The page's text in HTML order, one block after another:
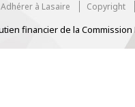
Adhérer à Lasaire Copyright
financier de la